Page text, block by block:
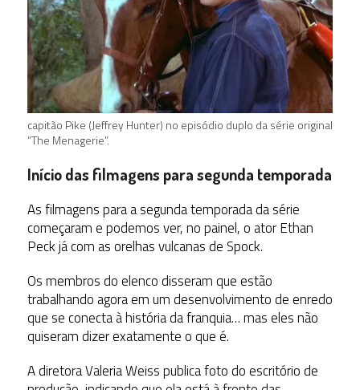
capitão Pike (Jeffrey Hunter) no episódio duplo da série original
“The Menagerie”.
Início das filmagens para segunda temporada
As filmagens para a segunda temporada da série
começaram e podemos ver, no painel, o ator Ethan
Peck já com as orelhas vulcanas de Spock.
Os membros do elenco disseram que estão
trabalhando agora em um desenvolvimento de enredo
que se conecta à história da franquia… mas eles não
quiseram dizer exatamente o que é.
A diretora Valeria Weiss publica foto do escritório de